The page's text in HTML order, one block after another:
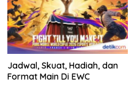
Jadwal, Skuat, Hadiah, dan
Format Main Di EWC